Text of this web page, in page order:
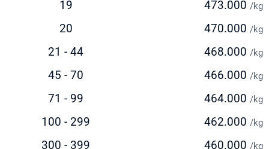
anggaran pengiriman Anda. Intrasia.id
kalkulator tarif yang akurat dan transparan pada
yang memengaruhi biaya pengiriman ke Tuvalu meliputi:
Jenis layanan yang dipilih (express/standard)
Lokasi pengiriman dan penerimaan
19 473.000 /kg
20 470.000 /kg
21 - 44 468.000 /kg
45 - 70 466.000 /kg
71 - 99 464.000 /kg
100 - 299 462.000 /kg
300 - 399 460.000 /kg